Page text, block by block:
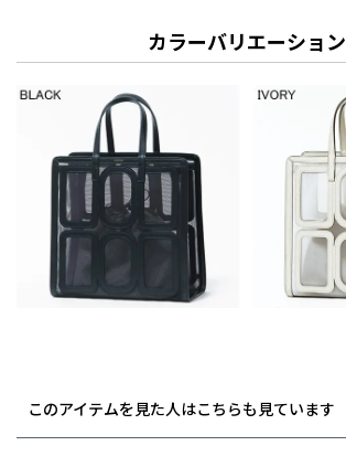
カラーバリエーション
このアイテムを見た人はこちらも見ています